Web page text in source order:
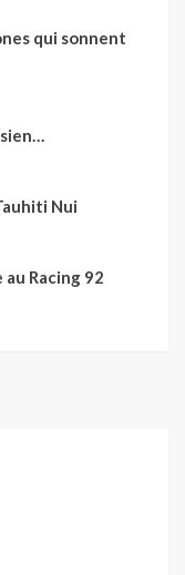
qui sonnent
Nui
au Racing 92